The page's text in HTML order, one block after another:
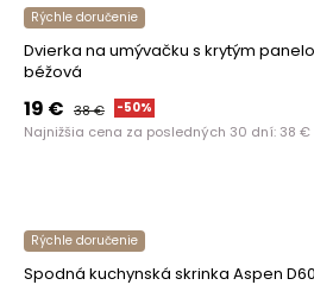
Rýchle doručenie
Dvierka na umývačku s krytým
béžová
19 € 38€ -50%
Najnižšia cena za posledných 30 dní: 38 €
Rýchle doručenie
Spodná kuchynská skrinka Aspen